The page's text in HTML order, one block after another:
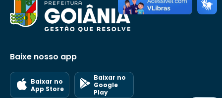
Baixe nosso app
Baixar no
App Store
Baixar no
Google
Play